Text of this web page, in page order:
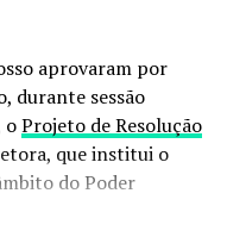
aprovaram por
durante sessão
oProjeto de Resolução
que institui o
do Poder